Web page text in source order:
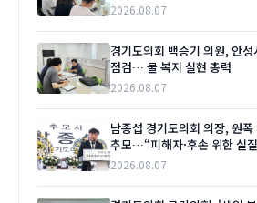
2026.08.07
경기도의회 백승기 의원, 안
점검… 물 복지 실현 총력
2026.08.07
남종섭 경기도의회 의장, 원
추모…“피해자·후손 위한 실
2026.08.07